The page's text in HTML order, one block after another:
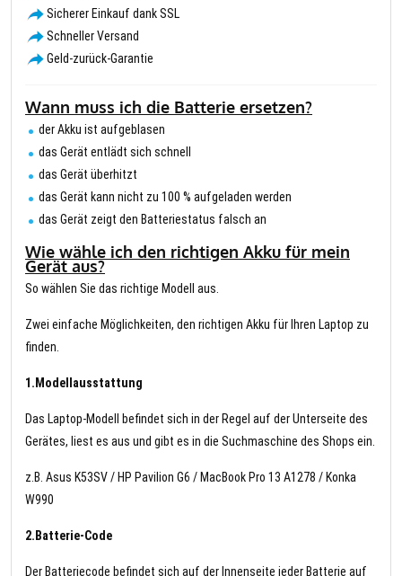
Sicherer Einkauf dank SSL
Schneller Versand
Geld-zurück-Garantie
Wann muss ich die Batterie ersetzen?
der Akku ist aufgeblasen
das Gerät entlädt sich schnell
das Gerät überhitzt
das Gerät kann nicht zu 100 % aufgeladen werden
das Gerät zeigt den Batteriestatus falsch an
Wie wähle ich den richtigen Akku für mein
Gerät aus?
So wählen Sie das richtige Modell aus.
Zwei einfache Möglichkeiten, den richtigen Akku für Ihren Laptop zu
finden.
1.Modellausstattung
Das Laptop-Modell befindet sich in der Regel auf der Unterseite des
Gerätes, liest es aus und gibt es in die Suchmaschine des Shops ein.
z.B. Asus K53SV / HP Pavilion G6 / MacBook Pro 13 A1278 / Konka
W990
2.Batterie-Code
Der Batteriecode befindet sich auf der Innenseite jeder Batterie auf